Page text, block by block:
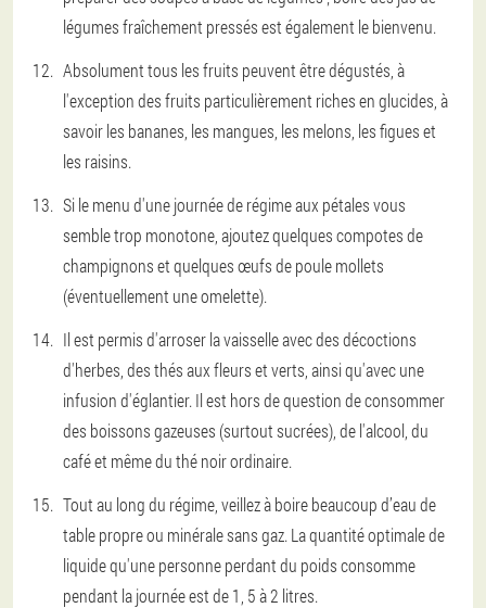
légumes fraîchement pressés est également le bienvenu.
Absolument tous les fruits peuvent être dégustés, à
l'exception des fruits particulièrement riches en glucides, à
savoir les bananes, les mangues, les melons, les figues et
les raisins.
Si le menu d'une journée de régime aux pétales vous
semble trop monotone, ajoutez quelques compotes de
champignons et quelques œufs de poule mollets
(éventuellement une omelette).
Il est permis d'arroser la vaisselle avec des décoctions
d'herbes, des thés aux fleurs et verts, ainsi qu'avec une
infusion d'églantier. Il est hors de question de consommer
des boissons gazeuses (surtout sucrées), de l'alcool, du
café et même du thé noir ordinaire.
Tout au long du régime, veillez à boire beaucoup d’eau de
table propre ou minérale sans gaz. La quantité optimale de
liquide qu'une personne perdant du poids consomme
pendant la journée est de 1, 5 à 2 litres.